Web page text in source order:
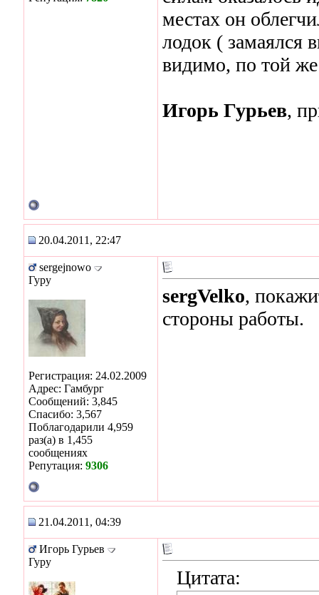
местах он
лодок ( замаялся
видимо, по той
Игорь Гурьев,
20.04.2011, 22:47
sergejnowo
Гуру
Регистрация: 24.02.2009
Адрес: Гамбург
Сообщений: 3,845
Спасибо: 3,567
Поблагодарили 4,959
раз(а) в 1,455
сообщениях
Репутация: 9306
sergVelko,
стороны работы.
21.04.2011, 04:39
Игорь Гурьев
Гуру
Цитата: